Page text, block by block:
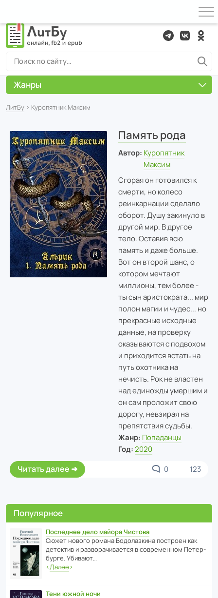
ЛитБу › Куропятник Максим
Память рода
Автор: Куропятник
Максим
Сгорая он готовился к
смерти, но колесо
реинкарнации сделало
оборот. Душу закинуло в
другой мир. В другое
тело. Оставив всю
память и даже больше.
Вот он второй шанс, о
котором мечтают
миллионы, тем более -
ты сын аристократа... мир
полон магии и чудес... но
прекрасные исходные
данные, на проверку
оказываются с подвохом
и приходится встать на
путь охотника на
нечисть. Рок не властен
над единожды умершим и
он сам проложит свою
дорогу, невзирая на
препятствия судьбы.
Жанр: Попаданцы
Год: 2020
Читать далее 0 123
Жанры
Популярное
Последнее дело майора Чистова
Сюжет нового романа Водо­ла­з­кина пост­роен как
дете­ктив и разво­ра­чи­ва­ется в совре­менном Пете­р­
бурге. Убивают…
‹Далее›
Тени южной ночи